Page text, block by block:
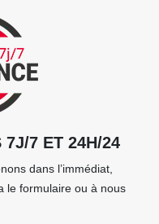
7J/7 ET 24H/24
dans l’immédiat,
le formulaire ou à nous